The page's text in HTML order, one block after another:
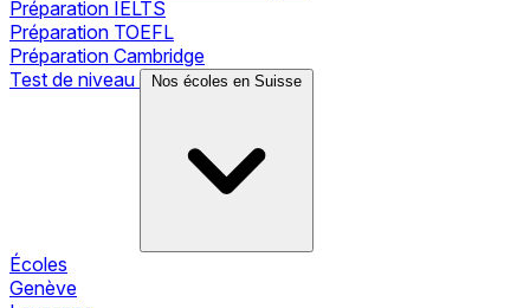
Préparation IELTS
Préparation TOEFL
Préparation Cambridge
Test de niveau
Nos écoles en Suisse
Écoles
Genève